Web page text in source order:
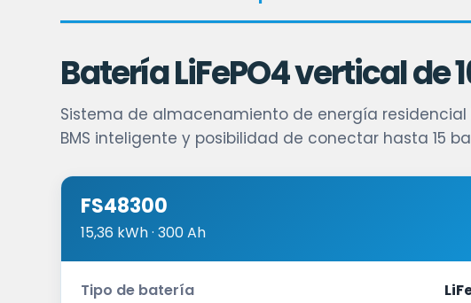
Batería LiFePO4 vertical de
Sistema de almacenamiento de energía residencial
BMS inteligente y posibilidad de conectar hasta 15
FS48300
15,36 kWh · 300 Ah
Tipo de batería